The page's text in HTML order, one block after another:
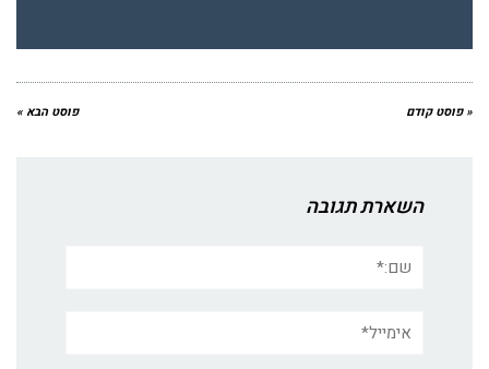
« פוסט קודם פוסט הבא »
השארת תגובה